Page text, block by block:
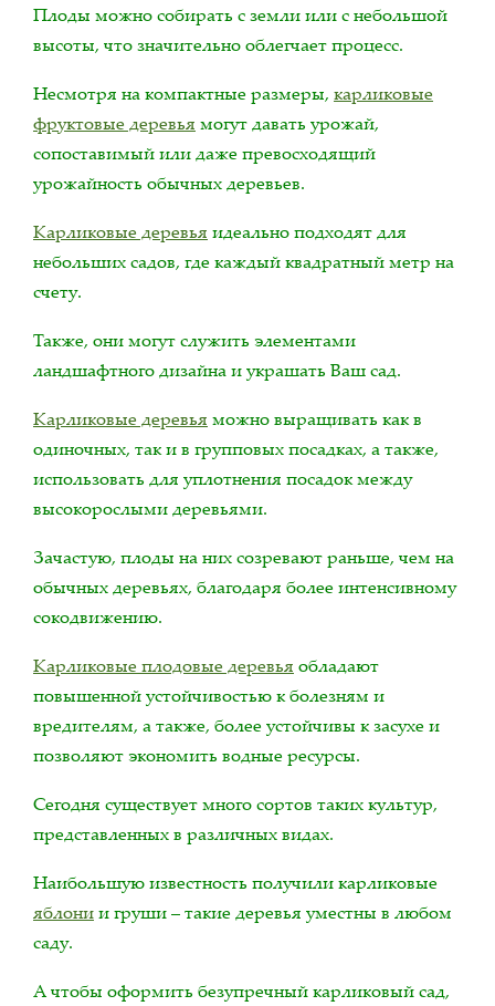
Плоды можно собирать с земли или с небольшой
высоты, что значительно облегчает процесс.
Несмотря на компактные размеры, карликовые
фруктовые деревья могут давать урожай,
сопоставимый или даже превосходящий
урожайность обычных деревьев.
Карликовые деревья идеально подходят для
небольших садов, где каждый квадратный метр на
счету.
Также, они могут служить элементами
ландшафтного дизайна и украшать Ваш сад.
Карликовые деревья можно выращивать как в
одиночных, так и в групповых посадках, а также,
использовать для уплотнения посадок между
высокорослыми деревьями.
Зачастую, плоды на них созревают раньше, чем на
обычных деревьях, благодаря более интенсивному
сокодвижению.
Карликовые плодовые деревья обладают
повышенной устойчивостью к болезням и
вредителям, а также, более устойчивы к засухе и
позволяют экономить водные ресурсы.
Сегодня существует много сортов таких культур,
представленных в различных видах.
Наибольшую известность получили карликовые
яблонии груши – такие деревья уместны в любом
саду.
А чтобы оформить безупречный карликовый сад,